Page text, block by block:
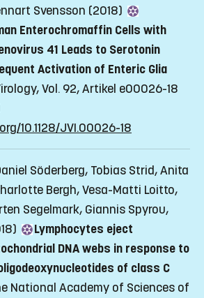
Svensson (2018)
Enterochromaffin Cells with
41 Leads to Serotonin
Activation of Enteric Glia
Vol. 92, Artikel e00026-18
10.1128/JVI.00026-18
Söderberg, Tobias Strid, Anita
Bergh, Vesa-Matti Loitto,
Segelmark, Giannis Spyrou,
Lymphocytes eject
DNA webs in response to
of class C
National Academy of Sciences of